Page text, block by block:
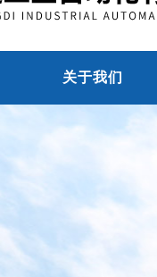
关于我们